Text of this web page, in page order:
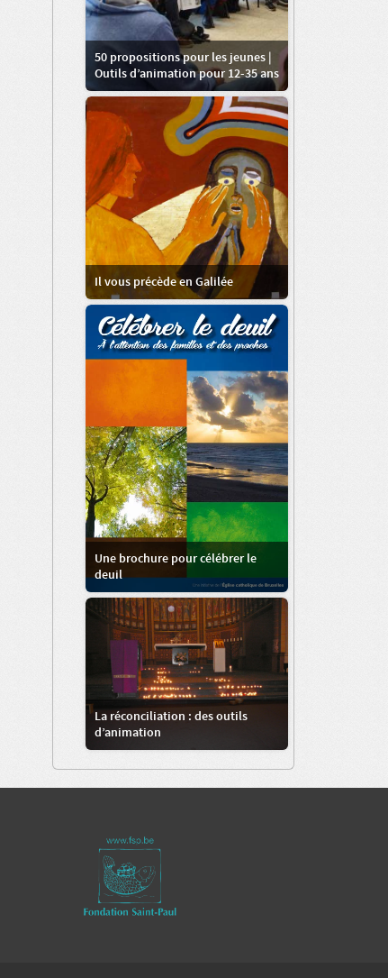
50 propositions pour les jeunes |
Outils d’animation pour 12-35 ans
Il vous précède en Galilée
Une brochure pour célébrer le
deuil
La réconciliation : des outils
d’animation